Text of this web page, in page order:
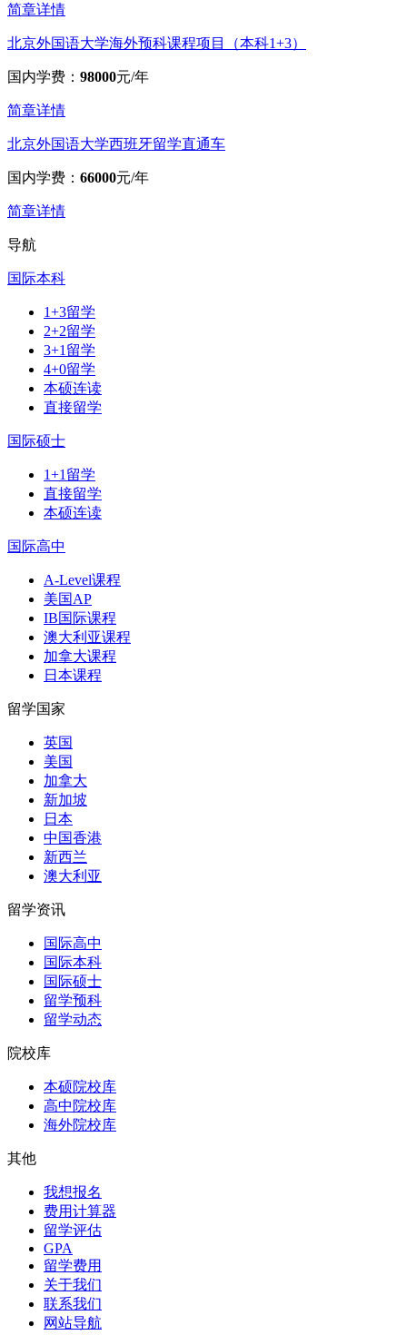
简章详情
北京外国语大学海外预科课程项目（本科1+3）
国内学费： 98000元/年
简章详情
北京外国语大学西班牙留学直通车
国内学费： 66000元/年
简章详情
导航
国际本科
1+3留学
2+2留学
3+1留学
4+0留学
本硕连读
直接留学
国际硕士
1+1留学
直接留学
本硕连读
国际高中
A-Level课程
美国AP
IB国际课程
澳大利亚课程
加拿大课程
日本课程
留学国家
英国
美国
加拿大
新加坡
日本
中国香港
新西兰
澳大利亚
留学资讯
国际高中
国际本科
国际硕士
留学预科
留学动态
院校库
本硕院校库
高中院校库
海外院校库
其他
我想报名
费用计算器
留学评估
GPA
留学费用
关于我们
联系我们
网站导航